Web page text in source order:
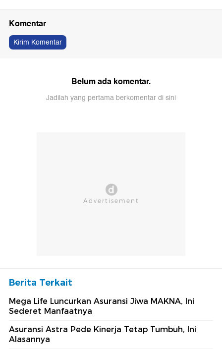
Komentar
Kirim Komentar
Belum ada komentar.
Jadilah yang pertama berkomentar di sini
Berita Terkait
Mega Life Luncurkan Asuransi Jiwa MAKNA, Ini
Sederet Manfaatnya
Asuransi Astra Pede Kinerja Tetap Tumbuh, Ini
Alasannya